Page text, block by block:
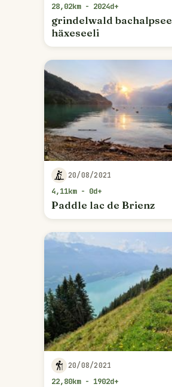
28,02km - 2024d+
grindelwald bachalpsee
häxeseeli
20/08/2021
4,11km - 0d+
Paddle lac de Brienz
20/08/2021
22,80km - 1902d+